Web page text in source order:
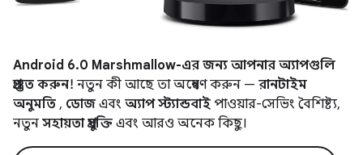
Android 6.0 Marshmallow-এর জন্য আপনার অ্যাপগুলি
প্রস্তুত করুন! নতুন কী আছে তা অন্বেষণ করুন — রানটাইম
অনুমতি , ডোজ এবং অ্যাপ স্ট্যান্ডবাই পাওয়ার-সেভিং বৈশিষ্ট্য,
নতুন সহায়তা প্রযুক্তি এবং আরও অনেক কিছু।